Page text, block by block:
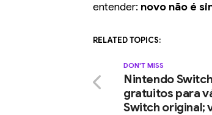
entender: novo não é
RELATED TOPICS:
DON'T MISS
Nintendo
gratuitos para
Switch original;